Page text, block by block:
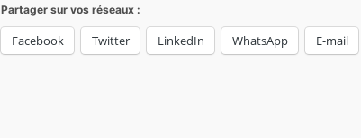
Partager sur vos réseaux :
Facebook Twitter LinkedIn WhatsApp E-mail